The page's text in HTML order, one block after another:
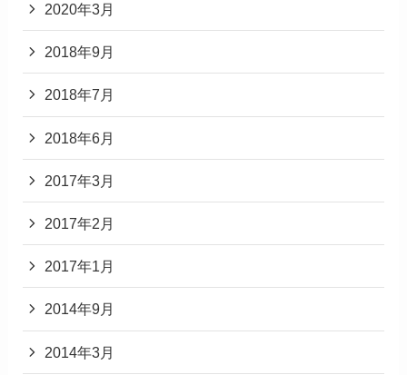
2020年3月
2018年9月
2018年7月
2018年6月
2017年3月
2017年2月
2017年1月
2014年9月
2014年3月